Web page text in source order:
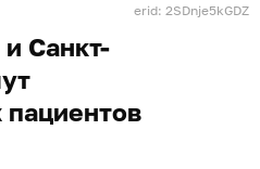
erid: 2SDnje5kGDZ
Санкт-
пациентов